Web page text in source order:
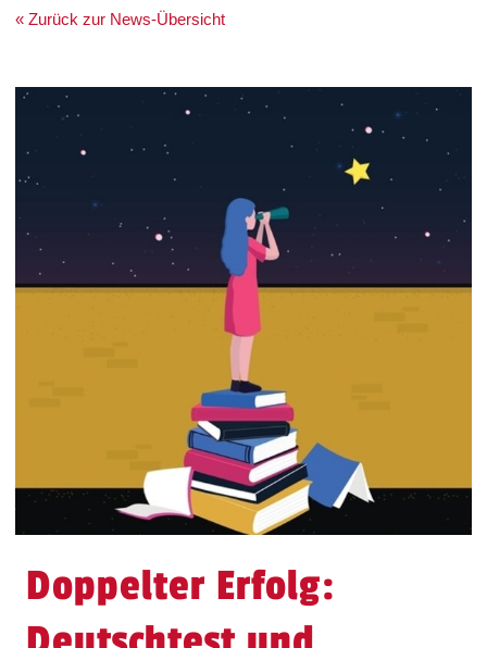
« Zurück zur News-Übersicht
Doppelter Erfolg: